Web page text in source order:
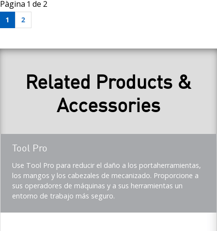
Pàgina 1 de 2
1 2
Related Products &
Accessories
Teaser
title
Tool Pro
Teaser
description
(Imperial)
Use Tool Pro para reducir el daño a los portaherramientas,
los mangos y los cabezales de mecanizado. Proporcione a
sus operadores de máquinas y a sus herramientas un
entorno de trabajo más seguro.